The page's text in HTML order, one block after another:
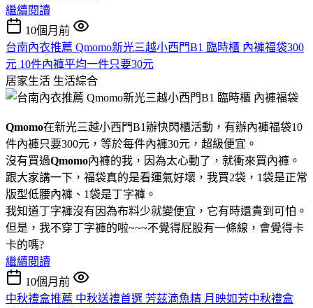
繼續閱讀
10個月前
台南內衣推薦 Qmomo新光三越小西門B1 臨時櫃 內褲福袋300
元 10件內褲平均一件只要30元
居家生活 生活綜合
Qmomo在新光三越小西門B1辦快閃櫃活動，有辦內褲福袋10
件內褲只要300元，等於每件內褲30元，超級便宜。
沒有買過Qmomo內褲的我，因為太心動了，就衝來買內褲。
跟大家講一下，福袋真的是看運氣好壞，我買2袋，1袋是正常
版型低腰內褲、1袋是丁字褲。
我知道丁字褲沒有因為布料少就變便宜，它有時還貴到可怕。
但是，我不穿丁字褲的啦~~~不覺得屁股有一條線，會覺得卡
卡的嗎?
繼續閱讀
10個月前
中秋禮盒推薦 中秋送禮首選 芳茲滴魚精 月映如芳中秋禮盒